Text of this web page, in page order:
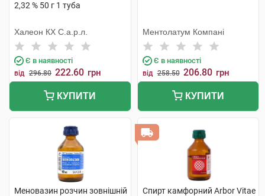
2,32 % 50 г 1 туба
Халеон КХ С.а.р.л.
Є в наявності
від 296.80 222.60 грн
КУПИТИ
Ментолатум Компані
Є в наявності
від 258.50 206.80 грн
КУПИТИ
Меновазин розчин зовнішній
Спирт камфорний Arbor Vitae